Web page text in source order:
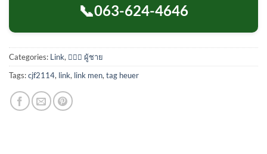
📞063-624-4646
Categories: Link, 🙋🏻‍♂️ ผู้ชาย
Tags:cjf2114, link, link men, tag heuer